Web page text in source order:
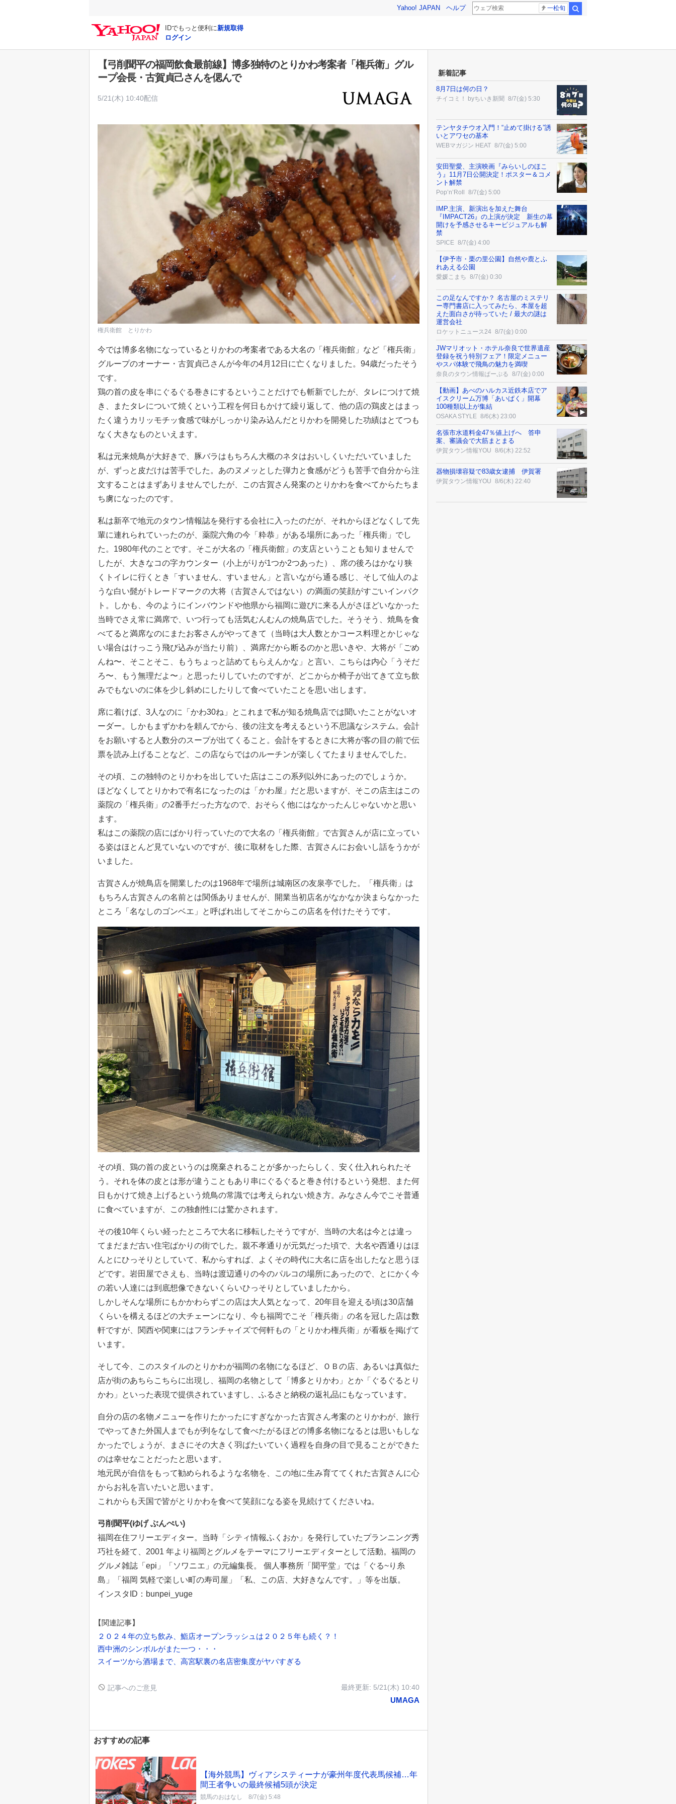
Yahoo! JAPAN ヘルプ 一松旬
IDでもっと便利に新規取得
ログイン
【弓削聞平の福岡飲食最前線】博多独特のとりかわ考案者「権兵衛」グル
ープ会長・古賀貞己さんを偲んで
5/21(木) 10:40配信
権兵衛館 とりかわ
今では博多名物になっているとりかわの考案者である大名の「権兵衛館」など「権兵衛」
グループのオーナー・古賀貞己さんが今年の4月12日に亡くなりました。94歳だったそう
です。
鶏の首の皮を串にぐるぐる巻きにするということだけでも斬新でしたが、タレにつけて焼
き、またタレについて焼くという工程を何日もかけて繰り返して、他の店の鶏皮とはまっ
たく違うカリッモチッ食感で味がしっかり染み込んだとりかわを開発した功績はとてつも
なく大きなものといえます。
私は元来焼鳥が大好きで、豚バラはもちろん大概のネタはおいしくいただいていました
が、ずっと皮だけは苦手でした。あのヌメッとした弾力と食感がどうも苦手で自分から注
文することはまずありませんでしたが、この古賀さん発案のとりかわを食べてからたちま
ち虜になったのです。
私は新卒で地元のタウン情報誌を発行する会社に入ったのだが、それからほどなくして先
輩に連れられていったのが、薬院六角の今「粋恭」がある場所にあった「権兵衛」でし
た。1980年代のことです。そこが大名の「権兵衛館」の支店ということも知りませんで
したが、大きなコの字カウンター（小上がりが1つか2つあった）、席の後ろはかなり狭
くトイレに行くとき「すいません、すいません」と言いながら通る感じ、そして仙人のよ
うな白い髭がトレードマークの大将（古賀さんではない）の満面の笑顔がすごいインパク
ト。しかも、今のようにインバウンドや他県から福岡に遊びに来る人がさほどいなかった
当時でさえ常に満席で、いつ行っても活気むんむんの焼鳥店でした。そうそう、焼鳥を食
べてると満席なのにまたお客さんがやってきて（当時は大人数とかコース料理とかじゃな
い場合はけっこう飛び込みが当たり前）、満席だから断るのかと思いきや、大将が「ごめ
んね〜、そことそこ、もうちょっと詰めてもらえんかな」と言い、こちらは内心「うそだ
ろ〜、もう無理だよ〜」と思ったりしていたのですが、どこからか椅子が出てきて立ち飲
みでもないのに体を少し斜めにしたりして食べていたことを思い出します。
席に着けば、3人なのに「かわ30ね」とこれまで私が知る焼鳥店では聞いたことがないオ
ーダー。しかもまずかわを頼んでから、後の注文を考えるという不思議なシステム。会計
をお願いすると人数分のスープが出てくること。会計をするときに大将が客の目の前で伝
票を読み上げることなど、この店ならではのルーチンが楽しくてたまりませんでした。
その頃、この独特のとりかわを出していた店はここの系列以外にあったのでしょうか。
ほどなくしてとりかわで有名になったのは「かわ屋」だと思いますが、そこの店主はこの
薬院の「権兵衛」の2番手だった方なので、おそらく他にはなかったんじゃないかと思い
ます。
私はこの薬院の店にばかり行っていたので大名の「権兵衛館」で古賀さんが店に立ってい
る姿はほとんど見ていないのですが、後に取材をした際、古賀さんにお会いし話をうかが
いました。
古賀さんが焼鳥店を開業したのは1968年で場所は城南区の友泉亭でした。「権兵衛」は
もちろん古賀さんの名前とは関係ありませんが、開業当初店名がなかなか決まらなかった
ところ「名なしのゴンベエ」と呼ばれ出してそこからこの店名を付けたそうです。
その頃、鶏の首の皮というのは廃棄されることが多かったらしく、安く仕入れられたそ
う。それを体の皮とは形が違うこともあり串にぐるぐると巻き付けるという発想、また何
日もかけて焼き上げるという焼鳥の常識では考えられない焼き方。みなさん今でこそ普通
に食べていますが、この独創性には驚かされます。
その後10年くらい経ったところで大名に移転したそうですが、当時の大名は今とは違っ
てまだまだ古い住宅ばかりの街でした。親不孝通りが元気だった頃で、大名や西通りはほ
んとにひっそりとしていて、私からすれば、よくその時代に大名に店を出したなと思うほ
どです。岩田屋でさえも、当時は渡辺通りの今のパルコの場所にあったので、とにかく今
の若い人達には到底想像できないくらいひっそりとしていましたから。
しかしそんな場所にもかかわらずこの店は大人気となって、20年目を迎える頃は30店舗
くらいを構えるほどの大チェーンになり、今も福岡でこそ「権兵衛」の名を冠した店は数
軒ですが、関西や関東にはフランチャイズで何軒もの「とりかわ権兵衛」が看板を掲げて
います。
そして今、このスタイルのとりかわが福岡の名物になるほど、ＯＢの店、あるいは真似た
店が街のあちらこちらに出現し、福岡の名物として「博多とりかわ」とか「ぐるぐるとり
かわ」といった表現で提供されていますし、ふるさと納税の返礼品にもなっています。
自分の店の名物メニューを作りたかったにすぎなかった古賀さん考案のとりかわが、旅行
でやってきた外国人までもが列をなして食べたがるほどの博多名物になるとは思いもしな
かったでしょうが、まさにその大きく羽ばたいていく過程を自身の目で見ることができた
のは幸せなことだったと思います。
地元民が自信をもって勧められるような名物を、この地に生み育ててくれた古賀さんに心
からお礼を言いたいと思います。
これからも天国で皆がとりかわを食べて笑顔になる姿を見続けてくださいね。
弓削聞平(ゆげ ぶんぺい)
福岡在住フリーエディター。当時「シティ情報ふくおか」を発行していたプランニング秀
巧社を経て、2001 年より福岡とグルメをテーマにフリーエディターとして活動。福岡の
グルメ雑誌「epi」「ソワニエ」の元編集長。 個人事務所「聞平堂」では「ぐる~り糸
島」「福岡 気軽で楽しい町の寿司屋」「私、この店、大好きなんです。」等を出版。
インスタID：bunpei_yuge
【関連記事】
２０２４年の立ち飲み、鮨店オープンラッシュは２０２５年も続く？！
西中洲のシンボルがまた一つ・・・
スイーツから酒場まで、高宮駅裏の名店密集度がヤバすぎる
記事へのご意見 最終更新: 5/21(木) 10:40
UMAGA
おすすめの記事
【海外競馬】ヴィアシスティーナが豪州年度代表馬候補…年
間王者争いの最終候補5頭が決定
競馬のおはなし 8/7(金) 5:48
新着記事
8月7日は何の日？
チイコミ！ byちいき新聞 8/7(金) 5:30
テンヤタチウオ入門！“止めて掛ける”誘
いとアワセの基本
WEBマガジン HEAT 8/7(金) 5:00
安田聖愛、主演映画『みらいしのほこ
う』11月7日公開決定！ポスター＆コメ
ント解禁
Pop’n’Roll 8/7(金) 5:00
IMP.主演、新演出を加えた舞台
『IMPACT26』の上演が決定 新生の幕
開けを予感させるキービジュアルも解
禁
SPICE 8/7(金) 4:00
【伊予市・栗の里公園】自然や鹿とふ
れあえる公園
愛媛こまち 8/7(金) 0:30
この足なんですか？ 名古屋のミステリ
ー専門書店に入ってみたら、本屋を超
えた面白さが待っていた / 最大の謎は
運営会社
ロケットニュース24 8/7(金) 0:00
JWマリオット・ホテル奈良で世界遺産
登録を祝う特別フェア！限定メニュー
やスパ体験で飛鳥の魅力を満喫
奈良のタウン情報ぱーぷる 8/7(金) 0:00
【動画】あべのハルカス近鉄本店でア
イスクリーム万博「あいぱく」開幕
100種類以上が集結
OSAKA STYLE 8/6(木) 23:00
名張市水道料金47％値上げへ 答申
案、審議会で大筋まとまる
伊賀タウン情報YOU 8/6(木) 22:52
器物損壊容疑で83歳女逮捕 伊賀署
伊賀タウン情報YOU 8/6(木) 22:40